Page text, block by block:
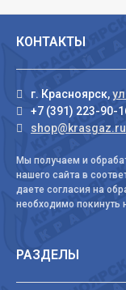
КОНТАКТЫ
г. Красноярск,
+7 (391) 223-90-
shop@krasgaz.ru
Мы получаем и
нашего сайта в
даете согласия на
необходимо покинуть
РАЗДЕЛЫ